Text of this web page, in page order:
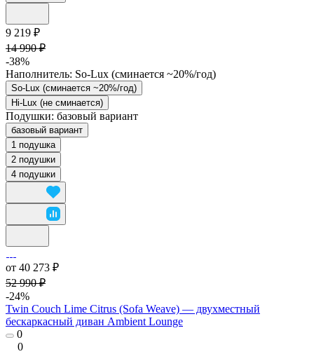
9 219 ₽
14 990 ₽
-38%
Наполнитель: So-Lux (cминается ~20%/год)
So-Lux (cминается ~20%/год)
Hi-Lux (не сминается)
Подушки: базовый вариант
базовый вариант
1 подушка
2 подушки
4 подушки
от 40 273 ₽
52 990 ₽
-24%
Twin Couch Lime Citrus (Sofa Weave) — двухместный
бескаркасный диван Ambient Lounge
0
0